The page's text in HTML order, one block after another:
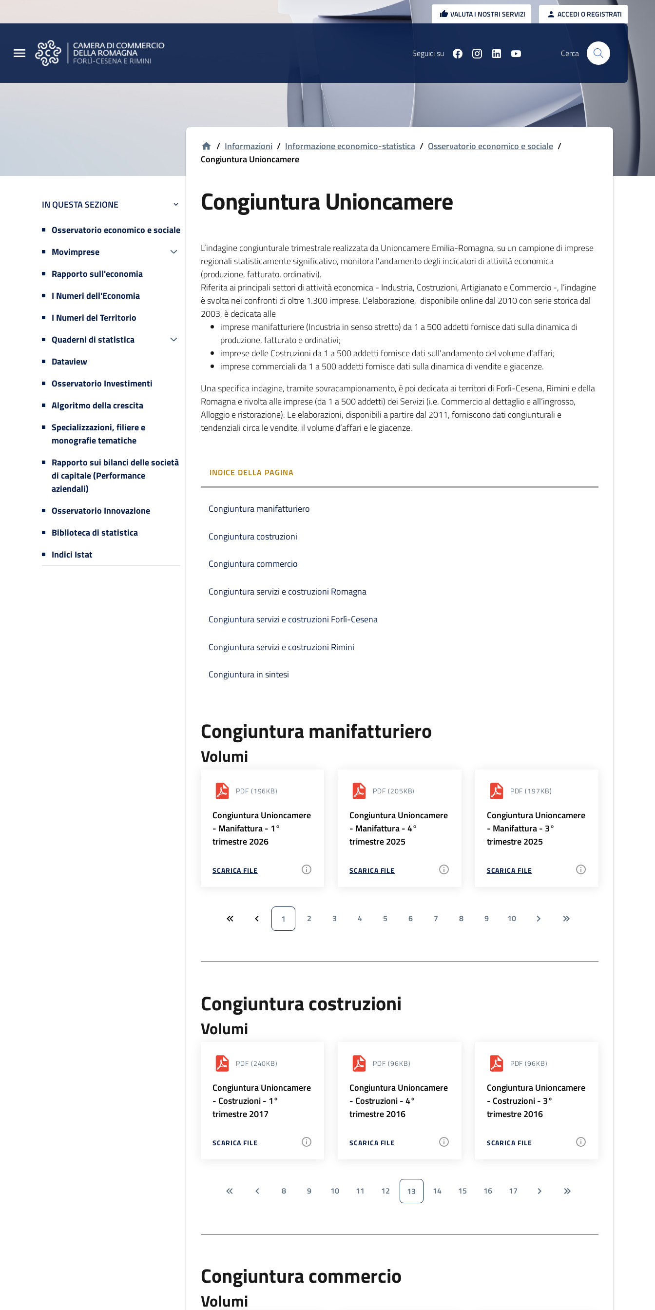
VALUTA I NOSTRI SERVIZI ACCEDI O REGISTRATI
Seguici su Cerca
IN QUESTA SEZIONE
Osservatorio economico e sociale
Movimprese
Rapporto sull'economia
I Numeri dell'Economia
I Numeri del Territorio
Quaderni di statistica
Dataview
Osservatorio Investimenti
Algoritmo della crescita
Specializzazioni, filiere e
monografie tematiche
Rapporto sui bilanci delle società
di capitale (Performance
aziendali)
Osservatorio Innovazione
Biblioteca di statistica
Indici Istat
/ Informazioni / Informazione economico-statistica / Osservatorio economico e sociale /
Congiuntura Unioncamere
Congiuntura Unioncamere
L’indagine congiunturale trimestrale realizzata da Unioncamere Emilia-Romagna, su un campione di imprese
regionali statisticamente significativo, monitora l'andamento degli indicatori di attività economica
(produzione, fatturato, ordinativi).
Riferita ai principali settori di attività economica - Industria, Costruzioni, Artigianato e Commercio -, l’indagine
è svolta nei confronti di oltre 1.300 imprese. L'elaborazione, disponibile online dal 2010 con serie storica dal
2003, è dedicata alle
imprese manifatturiere (Industria in senso stretto) da 1 a 500 addetti fornisce dati sulla dinamica di
produzione, fatturato e ordinativi;
imprese delle Costruzioni da 1 a 500 addetti fornisce dati sull'andamento del volume d'affari;
imprese commerciali da 1 a 500 addetti fornisce dati sulla dinamica di vendite e giacenze.
Una specifica indagine, tramite sovracampionamento, è poi dedicata ai territori di Forlì-Cesena, Rimini e della
Romagna e rivolta alle imprese (da 1 a 500 addetti) dei Servizi (i.e. Commercio al dettaglio e all’ingrosso,
Alloggio e ristorazione). Le elaborazioni, disponibili a partire dal 2011, forniscono dati congiunturali e
tendenziali circa le vendite, il volume d’affari e le giacenze.
INDICE DELLA PAGINA
Congiuntura manifatturiero
Congiuntura costruzioni
Congiuntura commercio
Congiuntura servizi e costruzioni Romagna
Congiuntura servizi e costruzioni Forlì-Cesena
Congiuntura servizi e costruzioni Rimini
Congiuntura in sintesi
Congiuntura manifatturiero
Volumi
PDF (196KB)
Congiuntura Unioncamere
- Manifattura - 1°
trimestre 2026
SCARICA FILE
PDF (205KB)
Congiuntura Unioncamere
- Manifattura - 4°
trimestre 2025
SCARICA FILE
PDF (197KB)
Congiuntura Unioncamere
- Manifattura - 3°
trimestre 2025
SCARICA FILE
1 2 3 4 5 6 7 8 9 10
Congiuntura costruzioni
Volumi
PDF (240KB)
Congiuntura Unioncamere
- Costruzioni - 1°
trimestre 2017
SCARICA FILE
PDF (96KB)
Congiuntura Unioncamere
- Costruzioni - 4°
trimestre 2016
SCARICA FILE
PDF (96KB)
Congiuntura Unioncamere
- Costruzioni - 3°
trimestre 2016
SCARICA FILE
8 9 10 11 12 13 14 15 16 17
Congiuntura commercio
Volumi